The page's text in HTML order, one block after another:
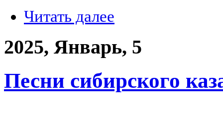
Читать далее
2025, Январь, 5
Песни сибирского